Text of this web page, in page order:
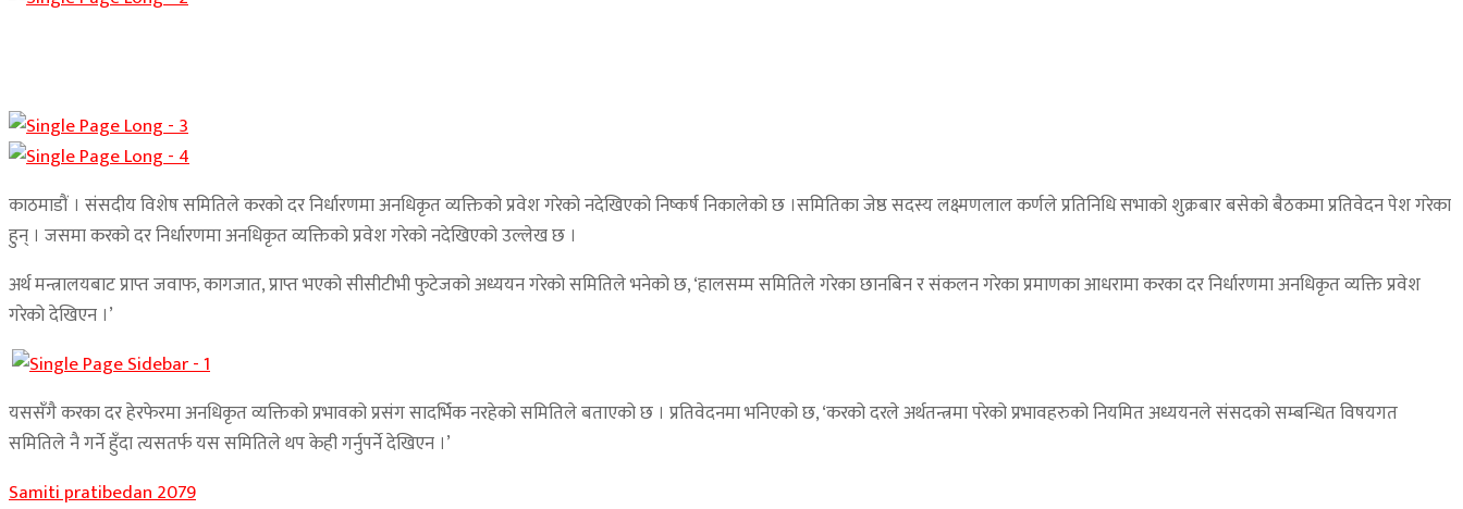
काठमाडौं । संसदीय विशेष समितिले करको दर निर्धारणमा अनधिकृत व्यक्तिको प्रवेश गरेको नदेखिएको निष्कर्ष निकालेको छ ।समितिका जेष्ठ सदस्य लक्ष्मणलाल कर्णले प्रतिनिधि सभाको शुक्रबार बसेको बैठकमा प्रतिवेदन पेश गरेका
हुन् । जसमा करको दर निर्धारणमा अनधिकृत व्यक्तिको प्रवेश गरेको नदेखिएको उल्लेख छ ।
अर्थ मन्त्रालयबाट प्राप्त जवाफ, कागजात, प्राप्त भएको सीसीटीभी फुटेजको अध्ययन गरेको समितिले भनेको छ, ‘हालसम्म समितिले गरेका छानबिन र संकलन गरेका प्रमाणका आधरामा करका दर निर्धारणमा अनधिकृत व्यक्ति प्रवेश
गरेको देखिएन ।’
यससँगै करका दर हेरफेरमा अनधिकृत व्यक्तिको प्रभावको प्रसंग सादर्भिक नरहेको समितिले बताएको छ । प्रतिवेदनमा भनिएको छ, ‘करको दरले अर्थतन्त्रमा परेको प्रभावहरुको नियमित अध्ययनले संसदको सम्बन्धित विषयगत
समितिले नै गर्ने हुँदा त्यसतर्फ यस समितिले थप केही गर्नुपर्ने देखिएन ।’
Samiti pratibedan 2079